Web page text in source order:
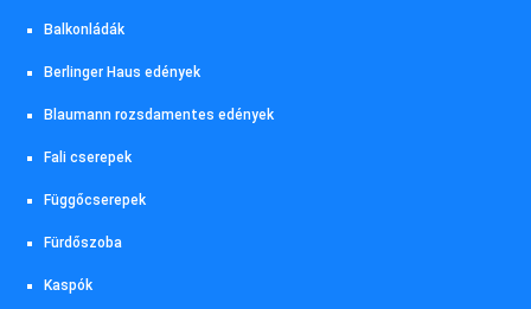
Balkonládák
Berlinger Haus edények
Blaumann rozsdamentes edények
Fali cserepek
Függőcserepek
Fürdőszoba
Kaspók